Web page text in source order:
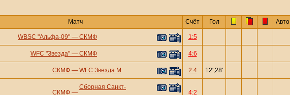
Матч Счёт Гол Авто
WBSC "Альфа-09" — СКМФ 1:5
WFC "Звезда" — СКМФ 4:6
СКМФ — WFC Звезда М 2:4 12',28'
СКМФ —
Сборная Санкт-
4:2